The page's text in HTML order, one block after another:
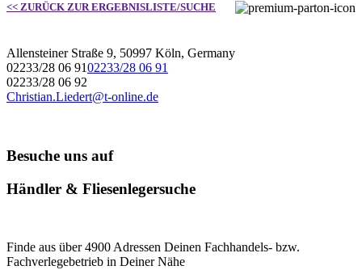
<< ZURÜCK ZUR ERGEBNISLISTE/SUCHE
Allensteiner Straße 9, 50997 Köln, Germany
02233/28 06 9102233/28 06 91
02233/28 06 92
Christian.Liedert@t-online.de
Besuche uns auf
Händler & Fliesenlegersuche
Finde aus über 4900 Adressen Deinen Fachhandels- bzw.
Fachverlegebetrieb in Deiner Nähe